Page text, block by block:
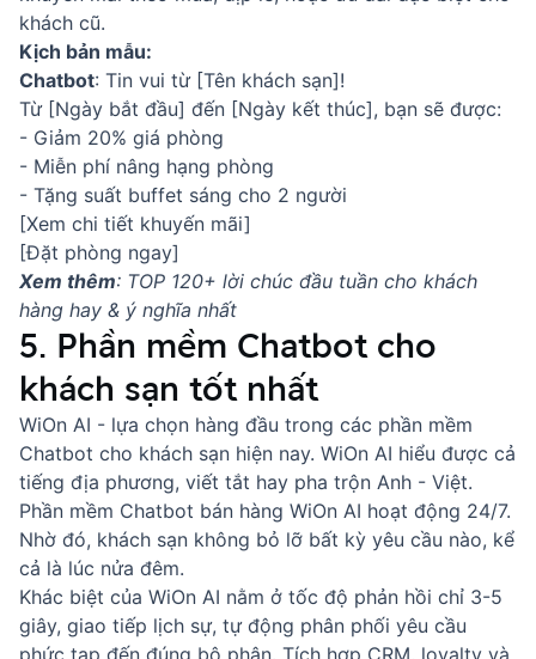
khách cũ.
Kịch bản mẫu:
Chatbot: Tin vui từ [Tên khách sạn]!
Từ [Ngày bắt đầu] đến [Ngày kết thúc], bạn sẽ được:
- Giảm 20% giá phòng
- Miễn phí nâng hạng phòng
- Tặng suất buffet sáng cho 2 người
[Xem chi tiết khuyến mãi]
[Đặt phòng ngay]
Xem thêm: TOP 120+ lời chúc đầu tuần cho khách
hàng hay & ý nghĩa nhất
5. Phần mềm Chatbot cho
khách sạn tốt nhất
WiOn AI - lựa chọn hàng đầu trong các phần mềm
Chatbot cho khách sạn hiện nay. WiOn AI hiểu được cả
tiếng địa phương, viết tắt hay pha trộn Anh - Việt.
Phần mềm Chatbot bán hàng WiOn AI hoạt động 24/7.
Nhờ đó, khách sạn không bỏ lỡ bất kỳ yêu cầu nào, kể
cả là lúc nửa đêm.
Khác biệt của WiOn AI nằm ở tốc độ phản hồi chỉ 3-5
giây, giao tiếp lịch sự, tự động phân phối yêu cầu
phức tạp đến đúng bộ phận. Tích hợp CRM, loyalty và